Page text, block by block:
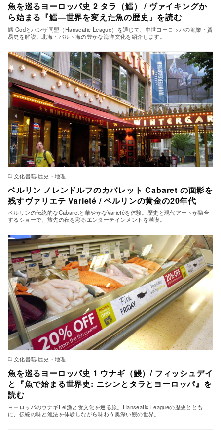
魚を巡るヨーロッパ史 2 タラ（鱈） / ヴァイキングか
ら始まる『鱈―世界を変えた魚の歴史』を読む
鱈 Codとハンザ同盟（Hanseatic League）を通じて、中世ヨーロッパの漁業・貿
易史を解説。北海・バルト海の豊かな海洋文化を紹介します。
文化書籍/歴史・地理
ベルリン ノレンドルフのカバレット Cabaret の面影を
残すヴァリエテ Varieté / ベルリンの黄金の20年代
ベルリンの伝統的なCabaretと華やかなVarietéを体験。歴史と現代アートが融合
するショーで、旅先の夜を彩るエンターテインメントを満喫。
文化書籍/歴史・地理
魚を巡るヨーロッパ史 1 ウナギ（鰻）/ フィッシュデイ
と『魚で始まる世界史: ニシンとタラとヨーロッパ』を
読む
ヨーロッパのウナギEel漁と食文化を巡る旅。Hanseatic Leagueの歴史ととも
に、伝統の味と漁法を体験しながら味わう奥深い鰻の世界。